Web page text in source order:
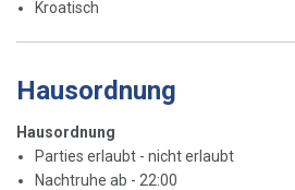
Kroatisch
Hausordnung
Hausordnung
Parties erlaubt - nicht erlaubt
Nachtruhe ab - 22:00